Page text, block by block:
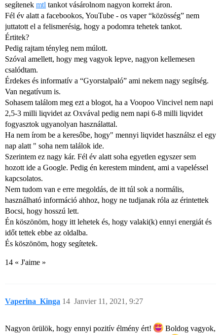
segítenek mtl tankot vásárolnom nagyon korrekt áron.
Fél év alatt a facebookos, YouTube - os vaper “közösség” nem
juttatott el a felismerésig, hogy a podomra tehetek tankot.
Értitek?
Pedig rajtam tényleg nem múlott.
Szóval amellett, hogy meg vagyok lepve, nagyon kellemesen
csalódtam.
Érdekes és informatív a “Gyorstalpaló” ami nekem nagy segítség.
Van negatívum is.
Sohasem találom meg ezt a blogot, ha a Voopoo Vincivel nem napi
2,5-3 milli liqvidet az Oxvával pedig nem napi 6-8 milli liqvidet
fogyasztok ugyanolyan használattal.
Ha nem írom be a keresőbe, hogy" mennyi liqvidet használsz el egy
nap alatt " soha nem találok ide.
Szerintem ez nagy kár. Fél év alatt soha egyetlen egyszer sem
hozott ide a Google. Pedig én kerestem mindent, ami a vapeléssel
kapcsolatos.
Nem tudom van e erre megoldás, de itt túl sok a normális,
használható információ ahhoz, hogy ne tudjanak róla az érintettek
Bocsi, hogy hosszú lett.
Én köszönöm, hogy itt lehetek és, hogy valaki(k) ennyi energiát és
időt tettek ebbe az oldalba.
És köszönöm, hogy segítetek.
14 « J'aime »
Vaperina_Kinga Janvier 11, 2021, 9:27
14
Nagyon örülök, hogy ennyi pozitív élmény ért!
Boldog vagyok,